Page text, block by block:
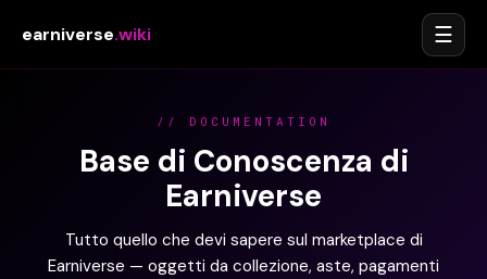
earniverse.wiki ☰
// DOCUMENTATION
Base di Conoscenza di
Earniverse
Tutto quello che devi sapere sul marketplace di
Earniverse — oggetti da collezione, aste, pagamenti